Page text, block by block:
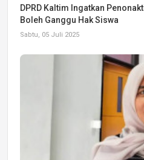
DPRD Kaltim Ingatkan
Boleh Ganggu Hak Siswa
Sabtu, 05 Juli 2025